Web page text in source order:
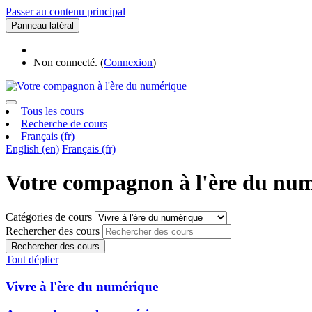
Passer au contenu principal
Panneau latéral
Non connecté. (Connexion)
Tous les cours
Recherche de cours
Français ‎(fr)‎
English ‎(en)‎ Français ‎(fr)‎
Votre compagnon à l'ère du
Catégories de cours
Rechercher des cours
Rechercher des cours
Tout déplier
Vivre à l'ère du numérique